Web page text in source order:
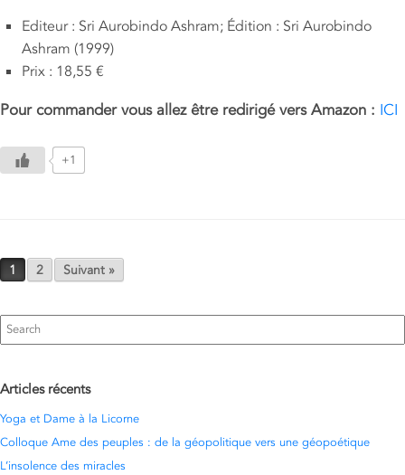
Editeur : Sri Aurobindo Ashram; Édition : Sri Aurobindo
Ashram (1999)
Prix : 18,55 €
Pour commander vous allez être redirigé vers Amazon : ICI
+1
Post navigation
1 2 Suivant »
Search
for:
Articles récents
Yoga et Dame à la Licorne
Colloque Ame des peuples : de la géopolitique vers une géopoétique
L’insolence des miracles